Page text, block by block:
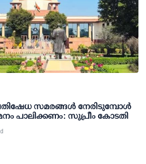
സമരങ്ങള്‍ നേരിടുമ്പോള്‍
പാലിക്കണം: സുപ്രീം കോടതി